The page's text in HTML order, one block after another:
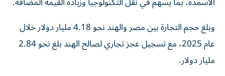
وبلغ حجم التجارة بين مصر والهند نحو 4.18 مليار دولار خلال
عام 2025، مع تسجيل عجز تجاري لصالح الهند بلغ نحو 2.84
مليار دولار.